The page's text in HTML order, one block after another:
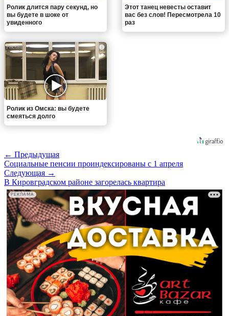
Ролик длится пару секунд, но
вы будете в шоке от
увиденного
Этот танец невесты оставит
вас без слов! Пересмотрела 10
раз
i
Ролик из Омска: вы будете
смеяться долго
← Предыдущая
Социальные пенсии проиндексированы с 1 апреля
Следующая →
В Кировградском районе загорелась квартира
РЕКЛАМА